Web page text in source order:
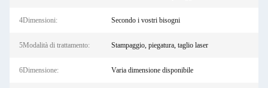
4Dimensioni: Secondo i vostri bisogni
5Modalità di trattamento: Stampaggio, piegatura, taglio laser
6Dimensione: Varia dimensione disponibile